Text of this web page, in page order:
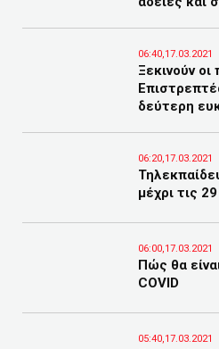
06:40,17.03.2021
Ξεκινούν
δεύτερη
06:20,17.03.2021
μέχρι τις
06:00,17.03.2021
Πώς θα
COVID
05:40,17.03.2021